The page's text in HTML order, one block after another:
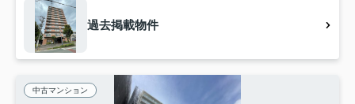
過去掲載物件
中古マンション